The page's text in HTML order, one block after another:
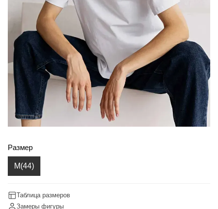
Размер
M(44)
Таблица размеров
Замеры фигуры